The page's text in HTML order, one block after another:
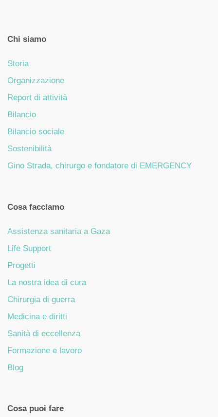
Chi siamo
Storia
Organizzazione
Report di attività
Bilancio
Bilancio sociale
Sostenibilità
Gino Strada, chirurgo e fondatore di EMERGENCY
Cosa facciamo
Assistenza sanitaria a Gaza
Life Support
Progetti
La nostra idea di cura
Chirurgia di guerra
Medicina e diritti
Sanità di eccellenza
Formazione e lavoro
Blog
Cosa puoi fare